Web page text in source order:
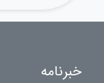
خبرنامه